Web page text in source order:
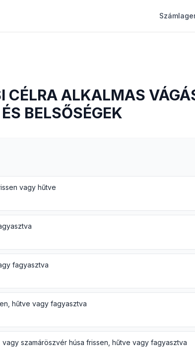
CÉLRA ALKALMAS
BELSŐSÉGEK
vagy hűtve
fagyasztva
hűtve vagy fagyasztva
vagy szamáröszvér húsa frissen, hűtve vagy fagyasztva